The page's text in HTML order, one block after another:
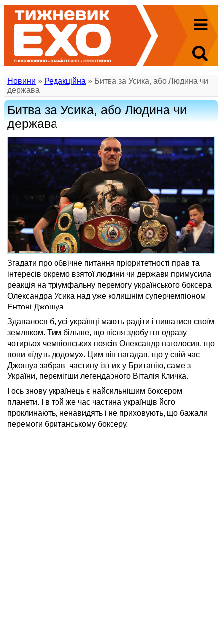
Новини » Редакційна » Битва за Усика, або Людина чи
держава
Битва за Усика, або Людина чи
держава
Згадати про обвічне питання пріоритетності прав та
інтересів окремо взятої людини чи держави примусила
реакція на тріумфальну перемогу українського боксера
Олександра Усика над уже колишнім суперчемпіоном
Ентоні Джошуа.
Здавалося б, усі українці мають радіти і пишатися своїм
земляком. Тим більше, що після здобуття одразу
чотирьох чемпіонських поясів Олександр наголосив, що
вони «їдуть додому». Цим він нагадав, що у свій час
Джошуа забрав частину із них у Британію, саме з
України, перемігши легендарного Віталія Кличка.
І ось знову українець є найсильнішим боксером
планети. І в той же час частина українців його
проклинають, ненавидять і не приховують, що бажали
перемоги британському боксеру.